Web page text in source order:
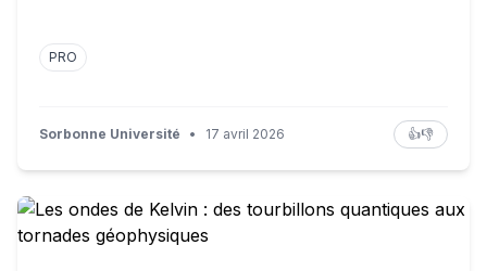
PRO
Sorbonne Université • 17 avril 2026 👍👎
Les ondes de Kelvin : des tourbillons quantiques aux